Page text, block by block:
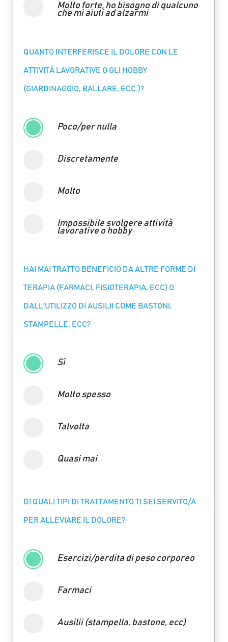
Molto forte, ho bisogno di qualcuno
che mi aiuti ad alzarmi
QUANTO INTERFERISCE IL DOLORE CON LE
ATTIVITÀ LAVORATIVE O GLI HOBBY
(GIARDINAGGIO, BALLARE, ECC.)?
Poco/per nulla
Discretamente
Molto
Impossibile svolgere attività
lavorative o hobby
HAI MAI TRATTO BENEFICIO DA ALTRE FORME DI
TERAPIA (FARMACI, FISIOTERAPIA, ECC) O
DALL'UTILIZZO DI AUSILII COME BASTONI,
STAMPELLE, ECC?
Sì
Molto spesso
Talvolta
Quasi mai
DI QUALI TIPI DI TRATTAMENTO TI SEI SERVITO/A
PER ALLEVIARE IL DOLORE?
Esercizi/perdita di peso corporeo
Farmaci
Ausilii (stampella, bastone, ecc)